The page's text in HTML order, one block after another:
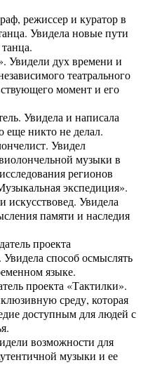
режиссер и куратор в
Увидела новые пути
Увидели дух времени и
театрального
момент и его
Увидела и написала
еще никто не делал.
Увидел
музыки в
регионов
экспедиция».
Увидела
памяти и наследия
проекта
способ осмыслять
языке.
проекта «Тактилки».
среду, которая
доступным для людей с
возможности для
музыки и ее